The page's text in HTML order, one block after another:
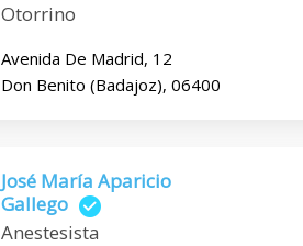
Otorrino
Avenida De Madrid, 12
Don Benito (Badajoz), 06400
José María Aparicio
Gallego
Anestesista